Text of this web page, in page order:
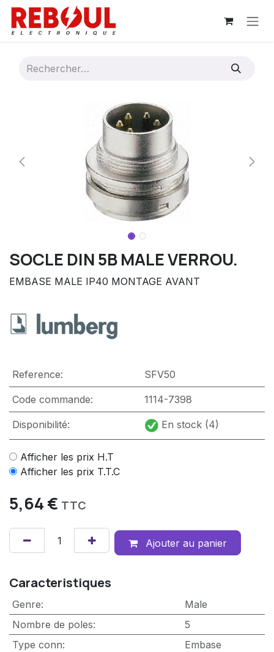
Se rendre au contenu
SOCLE DIN 5B MALE VERROU.
EMBASE MALE IP40 MONTAGE AVANT
Reference: SFV50
Code commande: 1114-7398
Disponibilité: En stock (4)
Afficher les prix H.T
Afficher les prix T.T.C
5,64€ TTC
Ajouter au panier
Caracteristiques
Genre:
Male
Nombre de poles:
5
Type conn: Embase